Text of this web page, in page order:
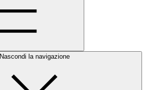
Nascondi la navigazione